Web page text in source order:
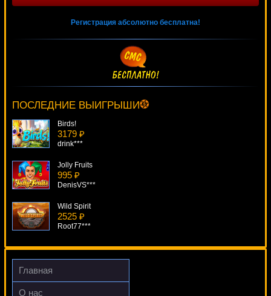
Регистрация абсолютно бесплатна!
ПОСЛЕДНИЕ ВЫИГРЫШИ
Serg***
Birds!
3179 ₽
drink***
Jolly Fruits
995 ₽
DenisVS***
Wild Spirit
2525 ₽
Root77***
Joker Jester
2529 ₽
Главная
О нас